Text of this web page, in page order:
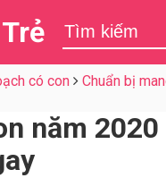
có con Chuẩn bị
năm